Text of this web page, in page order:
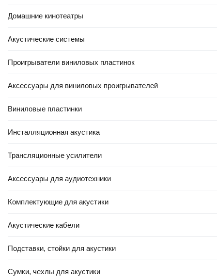
Домашние кинотеатры
Акустические системы
Проигрыватели виниловых пластинок
Аксессуары для виниловых проигрывателей
Виниловые пластинки
Инсталляционная акустика
Трансляционные усилители
Аксессуары для аудиотехники
Комплектующие для акустики
Акустические кабели
Подставки, стойки для акустики
Сумки, чехлы для акустики